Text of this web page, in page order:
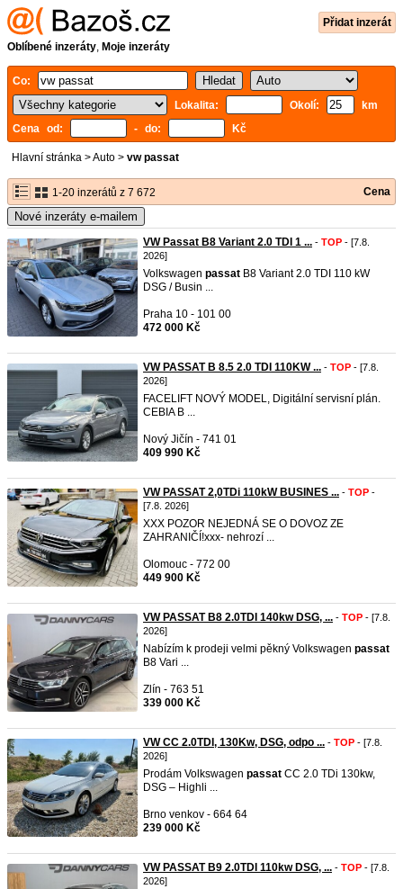
Přidat inzerát
Oblíbené inzeráty, Moje inzeráty
Co:
Lokalita:
Okolí:
km
Cena od:
- do: Kč
Hlavní stránka >Auto > vw passat
1-20 inzerátů z 7 672 Cena
Nové inzeráty e-mailem
VW Passat B8 Variant 2.0 TDI 1 ... - TOP - [7.8.
2026]
Volkswagen passat B8 Variant 2.0 TDI 110 kW
DSG / Busin ...
Praha 10 - 101 00
472 000 Kč
VW PASSAT B 8.5 2.0 TDI 110KW ... - TOP - [7.8.
2026]
FACELIFT NOVÝ MODEL, Digitální servisní plán.
CEBIA B ...
Nový Jičín - 741 01
409 990 Kč
VW PASSAT 2,0TDi 110kW BUSINES ... - TOP -
[7.8. 2026]
XXX POZOR NEJEDNÁ SE O DOVOZ ZE
ZAHRANIČÍ!xxx- nehrozí ...
Olomouc - 772 00
449 900 Kč
VW PASSAT B8 2.0TDI 140kw DSG, ... - TOP - [7.8.
2026]
Nabízím k prodeji velmi pěkný Volkswagen passat
B8 Vari ...
Zlín - 763 51
339 000 Kč
VW CC 2.0TDI, 130Kw, DSG, odpo ... - TOP - [7.8.
2026]
Prodám Volkswagen passat CC 2.0 TDi 130kw,
DSG – Highli ...
Brno venkov - 664 64
239 000 Kč
VW PASSAT B9 2.0TDI 110kw DSG, ... - TOP - [7.8.
2026]